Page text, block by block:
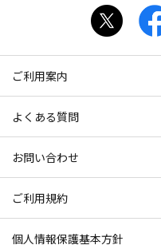
ご利用案内
よくある質問
お問い合わせ
ご利用規約
個人情報保護基本方針